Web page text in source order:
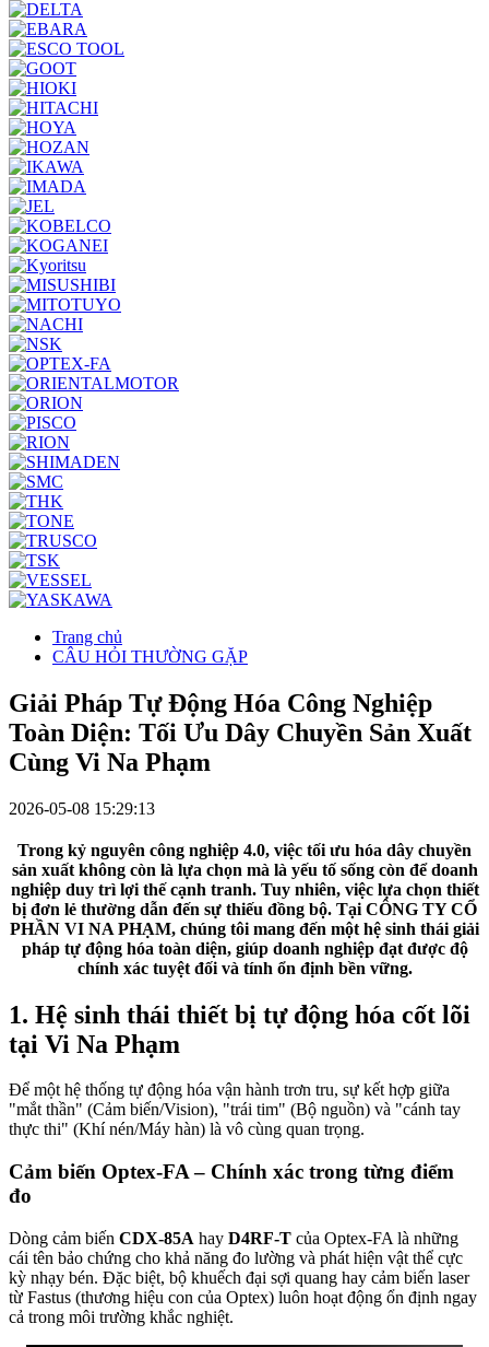
Trang chủ
CÂU HỎI THƯỜNG GẶP
Giải Pháp Tự Động Hóa Công Nghiệp
Toàn Diện: Tối Ưu Dây Chuyền Sản Xuất
Cùng Vi Na Phạm
2026-05-08 15:29:13
Trong kỷ nguyên công nghiệp 4.0, việc tối ưu hóa dây chuyền
sản xuất không còn là lựa chọn mà là yếu tố sống còn để doanh
nghiệp duy trì lợi thế cạnh tranh. Tuy nhiên, việc lựa chọn thiết
bị đơn lẻ thường dẫn đến sự thiếu đồng bộ. Tại CÔNG TY CỔ
PHẦN VI NA PHẠM, chúng tôi mang đến một hệ sinh thái giải
pháp tự động hóa toàn diện, giúp doanh nghiệp đạt được độ
chính xác tuyệt đối và tính ổn định bền vững.
1. Hệ sinh thái thiết bị tự động hóa cốt lõi
tại Vi Na Phạm
Để một hệ thống tự động hóa vận hành trơn tru, sự kết hợp giữa
"mắt thần" (Cảm biến/Vision), "trái tim" (Bộ nguồn) và "cánh tay
thực thi" (Khí nén/Máy hàn) là vô cùng quan trọng.
Cảm biến Optex-FA – Chính xác trong từng điểm
đo
Dòng cảm biến CDX-85A hay D4RF-T của Optex-FA là những
cái tên bảo chứng cho khả năng đo lường và phát hiện vật thể cực
kỳ nhạy bén. Đặc biệt, bộ khuếch đại sợi quang hay cảm biến laser
từ Fastus (thương hiệu con của Optex) luôn hoạt động ổn định ngay
cả trong môi trường khắc nghiệt.